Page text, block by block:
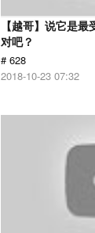
【越哥】说它是
对吧？
# 628
2018-10-23 07:32